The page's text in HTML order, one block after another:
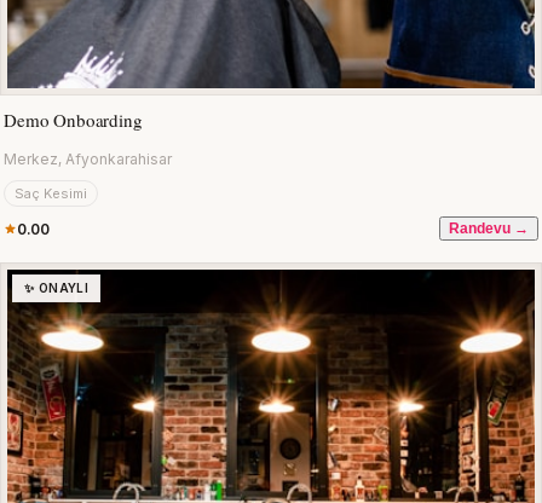
Demo Onboarding
Merkez, Afyonkarahisar
Saç Kesimi
0.00 Randevu →
✨ ONAYLI